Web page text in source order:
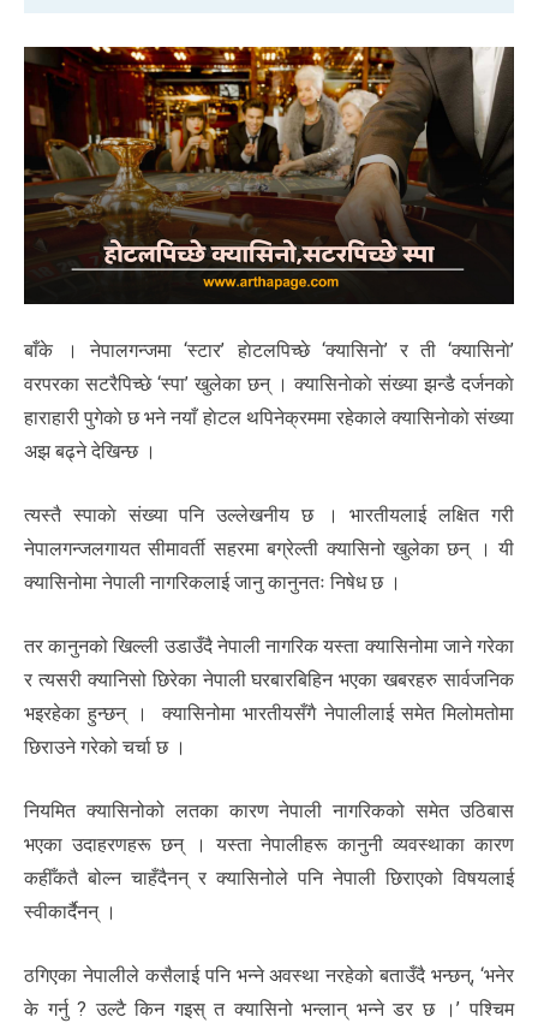
बाँके । नेपालगन्जमा ‘स्टार’ हाेटलपिच्छे ‘क्यासिनाे’ र ती ‘क्यासिनाे’
वरपरका सटरैपिच्छे ‘स्पा’ खुलेका छन् । क्यासिनाेकाे संख्या झन्डै दर्जनकाे
हाराहारी पुगेकाे छ भने नयाँ हाेटल थपिनेक्रममा रहेकाले क्यासिनाेकाे संख्या
अझ बढ्ने देखिन्छ ।
त्यस्तै स्पाकाे संख्या पनि उल्लेखनीय छ । भारतीयलाई लक्षित गरी
नेपालगन्जलगायत सीमावर्ती सहरमा बग्रेल्ती क्यासिनो खुलेका छन् । यी
क्यासिनोमा नेपाली नागरिकलाई जानु कानुनतः निषेध छ ।
तर कानुनको खिल्ली उडाउँदै नेपाली नागरिक यस्ता क्यासिनोमा जाने गरेका
र त्यसरी क्यानिसो छिरेका नेपाली घरबारबिहिन भएका खबरहरु सार्वजनिक
भइरहेका हुन्छन् । क्यासिनोमा भारतीयसँगै नेपालीलाई समेत मिलोमतोमा
छिराउने गरेको चर्चा छ ।
नियमित क्यासिनोको लतका कारण नेपाली नागरिकको समेत उठिबास
भएका उदाहरणहरू छन् । यस्ता नेपालीहरू कानुनी व्यवस्थाका कारण
कहीँकतै बोल्न चाहँदैनन् र क्यासिनोले पनि नेपाली छिराएको विषयलाई
स्वीकार्दैनन् ।
ठगिएका नेपालीले कसैलाई पनि भन्ने अवस्था नरहेको बताउँदै भन्छन्, ‘भनेर
के गर्नु ? उल्टै किन गइस् त क्यासिनो भन्लान् भन्ने डर छ ।’ पश्चिम